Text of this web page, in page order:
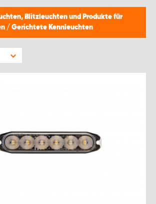
Blitzleuchten und Produkte für
/ Gerichtete Kennleuchten
KEMPEN